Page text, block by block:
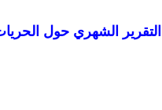
التقرير الشهري حول